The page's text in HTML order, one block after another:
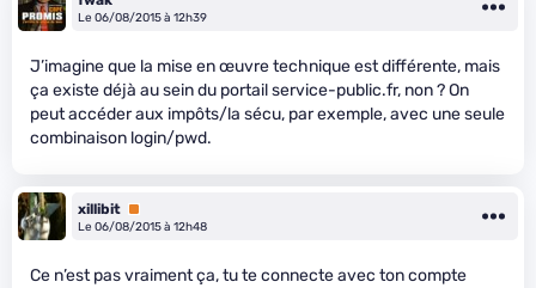
Le 06/08/2015 à 12h39
J’imagine que la mise en œuvre technique est différente, mais
ça existe déjà au sein du portail service-public.fr, non ? On
peut accéder aux impôts/la sécu, par exemple, avec une seule
combinaison login/pwd.
xillibit Premium
Le 06/08/2015 à 12h48
Ce n’est pas vraiment ça, tu te connecte avec ton compte